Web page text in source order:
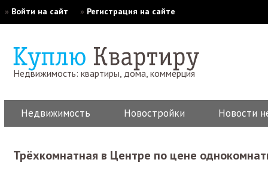
» Войти на сайт » Регистрация на сайте
Недвижимость: квартиры, дома, коммерция
Недвижимость Новостройки Новости
Трёхкомнатная в Центре по цене